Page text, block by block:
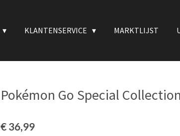
KLANTENSERVICE MARKTLIJST
Pokémon Go Special
€ 36,99